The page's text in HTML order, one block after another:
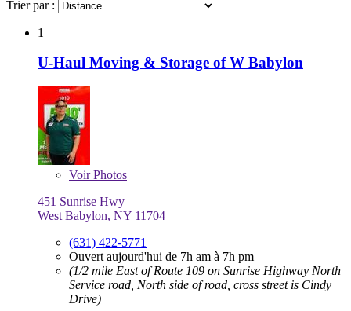
Trier par :
1
U-Haul Moving & Storage of W Babylon
VoirPhotos
451 Sunrise Hwy
West Babylon, NY 11704
(631) 422-5771
Ouvert aujourd'hui de 7h am à 7h pm
(1/2 mile East of Route 109 on Sunrise Highway North
Service road, North side of road, cross street is Cindy
Drive)